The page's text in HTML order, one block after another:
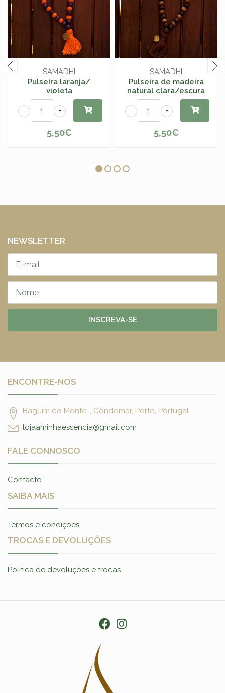
SAMADHI
Pulseira laranja/
violeta
+
-
5,50€
SAMADHI
Pulseira de madeira
natural clara/escura
+
-
5,50€
NEWSLETTER
INSCREVA-SE
ENCONTRE-NOS
Baguim do Monte, , Gondomar, Porto, Portugal
lojaaminhaessencia@gmail.com
FALE CONNOSCO
Contacto
SAIBA MAIS
Termos e condições
TROCAS E DEVOLUÇÕES
Política de devoluções e trocas